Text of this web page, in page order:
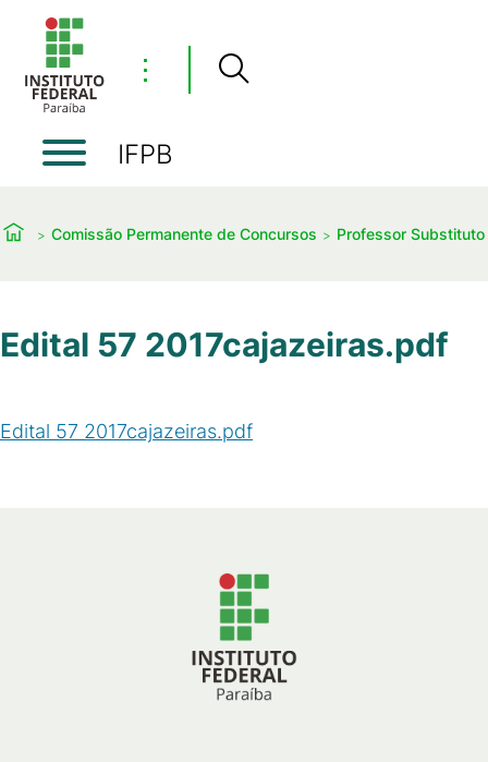
⋮
IFPB
Comissão Permanente de Concursos Professor Substituto
Edital 57 2017cajazeiras.pdf
Edital 57 2017cajazeiras.pdf